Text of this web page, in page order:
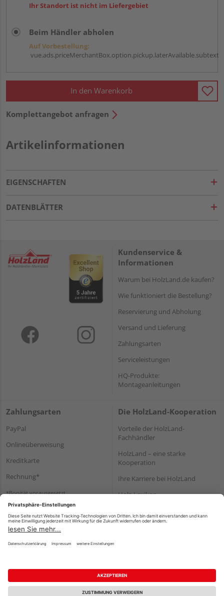
Ihr Standort ist nicht im Liefergebiet
Beim Händler abholen
Auf Vorbestellung:
vue.ads.priceMerchantBox.option.pickup.laterAvailable.subtext
In den Warenkorb
Komplettangebot anfragen
Artikelinformationen
EIGENSCHAFTEN
DATENBLÄTTER
Kundenservice &
Informationen
Warum bei HolzLand.de kaufen?
Wie funktioniert die Bestellung?
Reservierung und Abholung
Versand und Lieferung
Zahlungsarten
Serviceleistungen
HQ-Produkte:
Montageanleitungen
Zahlungsarten
PayPal
Onlineüberweisung
Kreditkarte
Rechnung*
*Bonität vorausgesetzt
Die HolzLand-Kooperation
Vorteile der HolzLand-
Fachhändler
HolzLand – eine starke
Kooperation
Ihre Karriere bei HolzLand
Holz-Lexikon
Impressum Datenschutz
Nutzungsbedingungen
Barrierefreiheitserklärung
Vertrag widerrufen